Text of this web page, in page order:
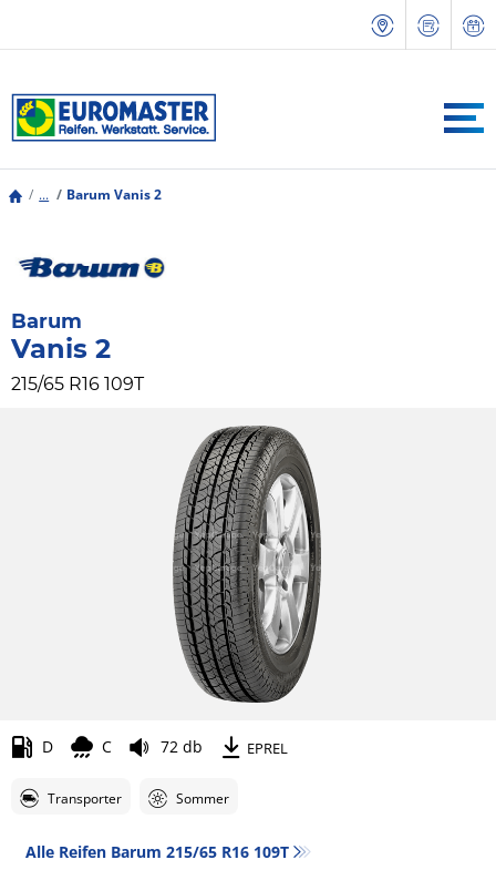
... Barum Vanis 2
Barum
Vanis 2
215/65 R16 109T
D C 72 db EPREL
Transporter Sommer
Alle Reifen Barum 215/65 R16 109T